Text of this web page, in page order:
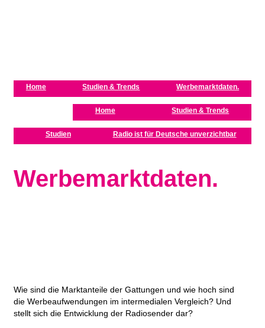
Home Studien & Trends Werbemarktdaten.
Home Studien & Trends
Studien Radio ist für Deutsche unverzichtbar
Werbemarktdaten.
Wie sind die Marktanteile der Gattungen und wie hoch sind
die Werbeaufwendungen im intermedialen Vergleich? Und
stellt sich die Entwicklung der Radiosender dar?